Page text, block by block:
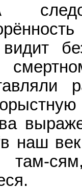
наш
там-